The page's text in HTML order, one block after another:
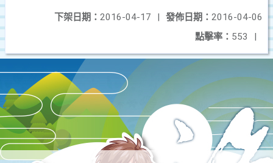
發佈日期： 2016-04-06
下架日期： 2016-04-17
|
點擊率： 553 |